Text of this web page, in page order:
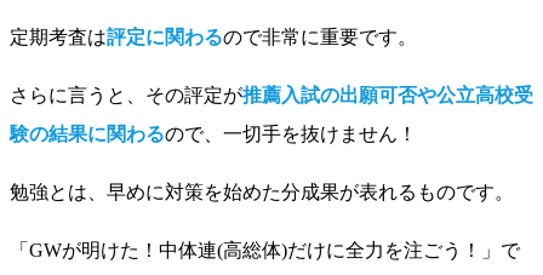
定期考査は評定に関わるので非常に重要です。
さらに言うと、その評定が推薦入試の出願可否や公立高校受
験の結果に関わるので、一切手を抜けません！
勉強とは、早めに対策を始めた分成果が表れるものです。
「GWが明けた！中体連(高総体)だけに全力を注ごう！」で